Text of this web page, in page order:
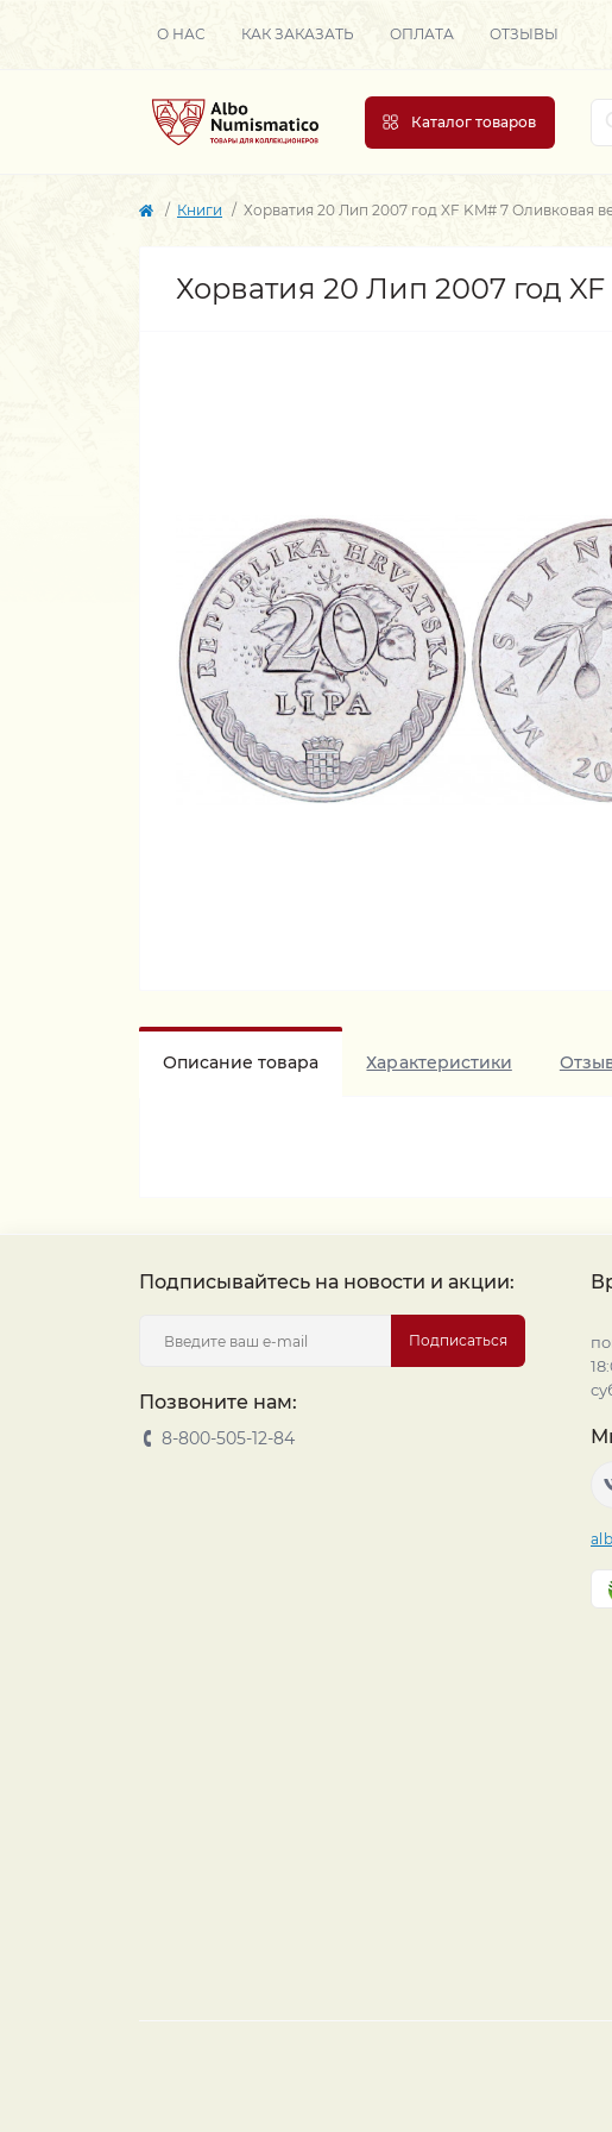
О НАС КАК ЗАКАЗАТЬ ОПЛАТА ОТЗЫВЫ
Каталог товаров
Книги Хорватия 20 Лип 2007 год XF KM# 7 Оливковая
Хорватия 20 Лип 2007 год
Описание товара Характеристики
Подписывайтесь на новости и акции:
Подписаться
Позвоните нам:
8-800-505-12-84